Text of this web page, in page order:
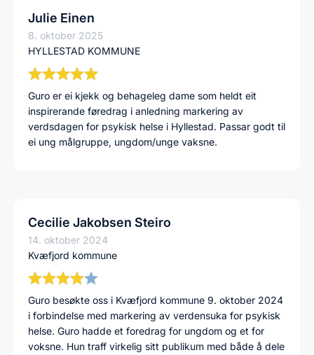
Julie Einen
8. oktober 2025
HYLLESTAD KOMMUNE
Guro er ei kjekk og behageleg dame som heldt eit
inspirerande føredrag i anledning markering av
verdsdagen for psykisk helse i Hyllestad. Passar godt til
ei ung målgruppe, ungdom/unge vaksne.
Cecilie Jakobsen Steiro
14. oktober 2024
Kvæfjord kommune
Guro besøkte oss i Kvæfjord kommune 9. oktober 2024
i forbindelse med markering av verdensuka for psykisk
helse. Guro hadde et foredrag for ungdom og et for
voksne. Hun traff virkelig sitt publikum med både å dele